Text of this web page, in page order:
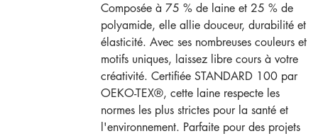
Composée à 75 % de laine et 25 % de
polyamide, elle allie douceur, durabilité et
élasticité. Avec ses nombreuses couleurs et
motifs uniques, laissez libre cours à votre
créativité. Certifiée STANDARD 100 par
OEKO-TEX®, cette laine respecte les
normes les plus strictes pour la santé et
l'environnement. Parfaite pour des projets